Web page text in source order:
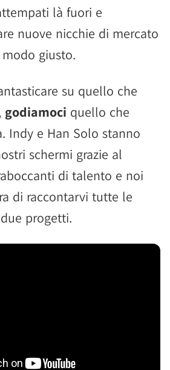
là fuori e
nuove nicchie di mercato
giusto.
su quello che
godiamoci quello che
Indy e Han Solo stanno
schermi grazie al
di talento e noi
di raccontarvi tutte le
progetti.